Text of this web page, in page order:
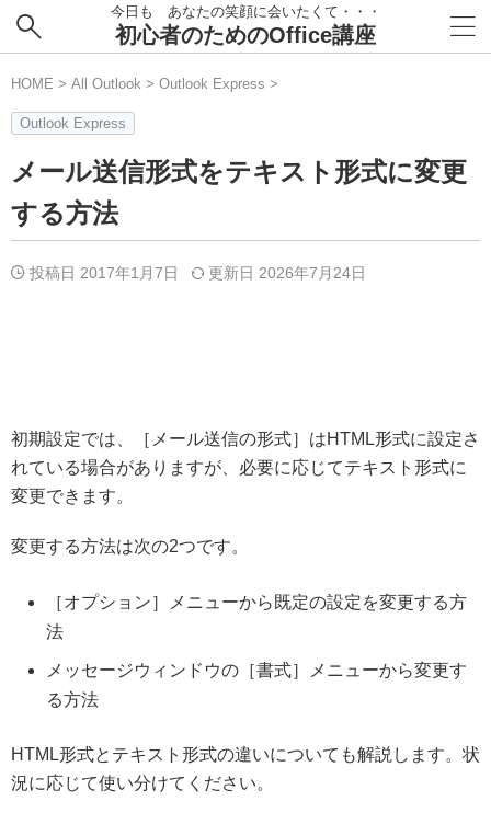
今日も あなたの笑顔に会いたくて・・・
初心者のためのOffice講座
HOME > All Outlook > Outlook Express >
Outlook Express
メール送信形式をテキスト形式に変更
する方法
投稿日 2017年1月7日 更新日 2026年7月24日
初期設定では、［メール送信の形式］はHTML形式に設定さ
れている場合がありますが、必要に応じてテキスト形式に
変更できます。
変更する方法は次の2つです。
［オプション］メニューから既定の設定を変更する方
法
メッセージウィンドウの［書式］メニューから変更す
る方法
HTML形式とテキスト形式の違いについても解説します。状
況に応じて使い分けてください。